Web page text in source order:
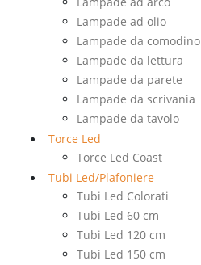
Lampade ad olio
Lampade da comodino
Lampade da lettura
Lampade da parete
Lampade da scrivania
Lampade da tavolo
Torce Led
Torce Led Coast
Tubi Led/Plafoniere
Tubi Led Colorati
Tubi Led 60 cm
Tubi Led 120 cm
Tubi Led 150 cm